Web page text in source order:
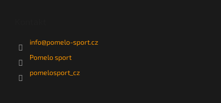
info@pomelo-sport.cz
Pomelo sport
pomelosport_cz